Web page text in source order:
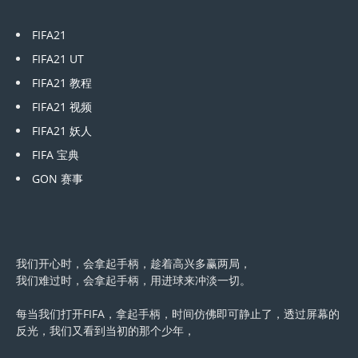
FIFA21
FIFA21 UT
FIFA21 教程
FIFA21 视频
FIFA21 妖人
FIFA 宝典
GON 赛事
我们开心时，会拿起手柄，趁着高兴多赢两局，
我们难过时，会拿起手柄，用进球来冲淡一切。
每当我们打开FIFA，拿起手柄，时间仿佛即可静止了，透过屏幕的
反光，我们又看到当初的那个少年，